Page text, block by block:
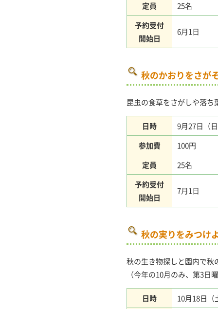
定員
25名
予約受付
開始日
6月1日
秋のかおりをさが
昆虫の食草をさがしや落
日時
9月27日（
参加費
100円
定員
25名
予約受付
開始日
7月1日
秋の実りをみつけ
秋の生き物探しと園内で秋
（今年の10月のみ、第3日
日時
10月18日（